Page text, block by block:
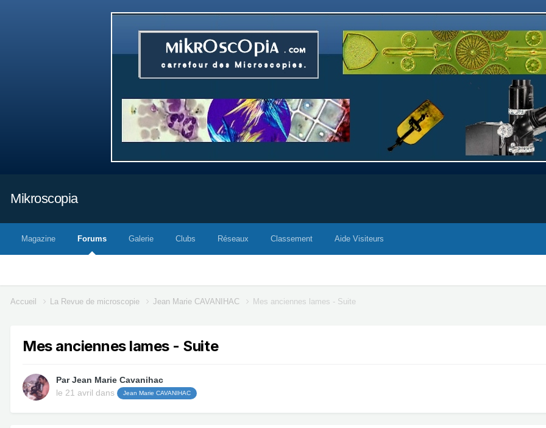
Mikroscopia
Magazine Forums Galerie Clubs Réseaux Classement Aide Visiteurs
Accueil La Revue de microscopie Jean Marie CAVANIHAC Mes anciennes lames - Suite
Mes anciennes lames - Suite
ParJean Marie Cavanihac
le 21 avril dans Jean Marie CAVANIHAC